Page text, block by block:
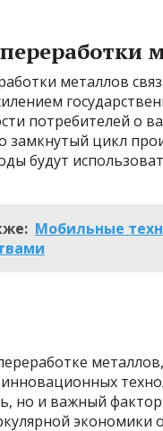
металлов
потребителей о
замкнутый цикл
будут
Мобильные
но и важный
экономики